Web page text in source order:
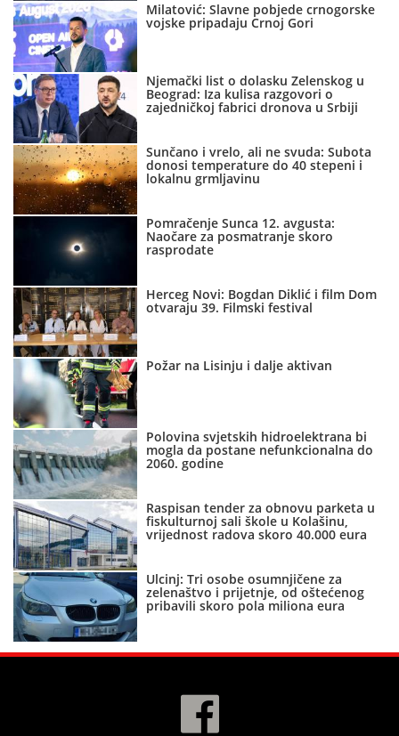
Milatović: Slavne pobjede crnogorske
vojske pripadaju Crnoj Gori
Njemački list o dolasku Zelenskog u
Beograd: Iza kulisa razgovori o
zajedničkoj fabrici dronova u Srbiji
Sunčano i vrelo, ali ne svuda: Subota
donosi temperature do 40 stepeni i
lokalnu grmljavinu
Pomračenje Sunca 12. avgusta:
Naočare za posmatranje skoro
rasprodate
Herceg Novi: Bogdan Diklić i film Dom
otvaraju 39. Filmski festival
Požar na Lisinju i dalje aktivan
Polovina svjetskih hidroelektrana bi
mogla da postane nefunkcionalna do
2060. godine
Raspisan tender za obnovu parketa u
fiskulturnoj sali škole u Kolašinu,
vrijednost radova skoro 40.000 eura
Ulcinj: Tri osobe osumnjičene za
zelenaštvo i prijetnje, od oštećenog
pribavili skoro pola miliona eura